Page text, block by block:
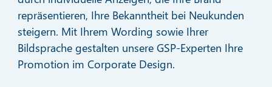
repräsentieren, Ihre Bekanntheit bei Neukunden
steigern. Mit Ihrem Wording sowie Ihrer
Bildsprache gestalten unsere GSP-Experten Ihre
Promotion im Corporate Design.